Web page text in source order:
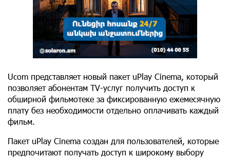
Ucom представляет новый пакет uPlay Cinema, который
позволяет абонентам TV-услуг получить доступ к
обширной фильмотеке за фиксированную ежемесячную
плату без необходимости отдельно оплачивать каждый
фильм.
Пакет uPlay Cinema создан для пользователей, которые
предпочитают получать доступ к широкому выбору